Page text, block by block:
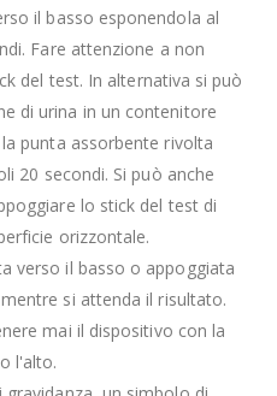
il basso esponendola al
Fare attenzione a non
del test. In alternativa si può
di urina in un contenitore
punta assorbente rivolta
20 secondi. Si può anche
lo stick del test di
orizzontale.
verso il basso o appoggiata
si attenda il risultato.
mai il dispositivo con la
l'alto.